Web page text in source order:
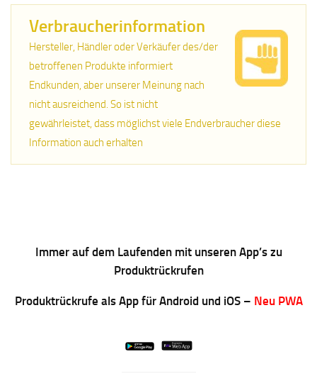
Verbraucherinformation
Hersteller, Händler oder Verkäufer des/der
betroffenen Produkte informiert
Endkunden, aber unserer Meinung nach
nicht ausreichend. So ist nicht
gewährleistet, dass möglichst viele Endverbraucher diese
Information auch erhalten
Immer auf dem Laufenden mit unseren App’s zu
Produktrückrufen
Produktrückrufe als App für Android und iOS – Neu PWA